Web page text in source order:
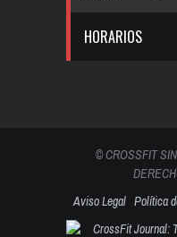
HORARIOS
© CROSSFIT
Aviso Legal Política